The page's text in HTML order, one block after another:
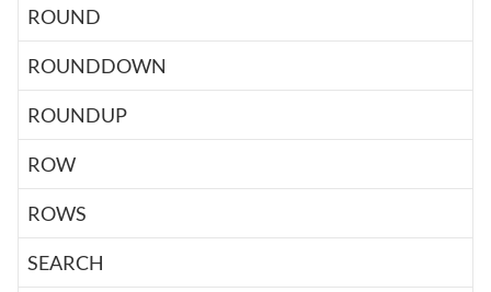
ROUND
ROUNDDOWN
ROUNDUP
ROW
ROWS
SEARCH